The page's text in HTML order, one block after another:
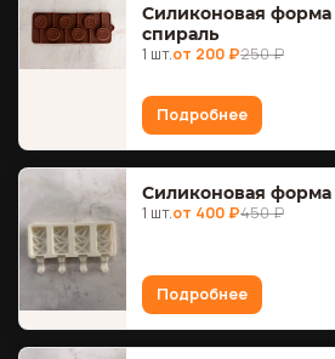
Силиконовая
спираль
1 шт.от 200 ₽250 ₽
Подробнее
Силиконовая
1 шт.от 400 ₽450 ₽
Подробнее